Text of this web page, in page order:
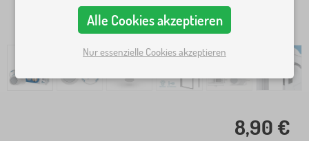
8,90 €
Alle Cookies akzeptieren
Nur essenzielle Cookies akzeptieren